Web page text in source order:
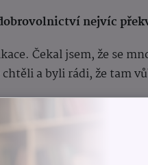
nejvíc
Čekal jsem, že se
a byli rádi, že tam
docházíš a kolik
až dvakrát týdně a
baví a jestli jim